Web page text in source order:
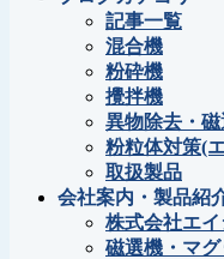
記事一覧
混合機
粉砕機
攪拌機
異物除去・
粉粒体対策(
取扱製品
会社案内・製品紹
株式会社エ
磁選機・マ